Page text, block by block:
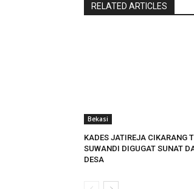
RELATED ARTICLES
Bekasi
KADES JATIREJA CIKARANG
SUWANDI DIGUGAT SUNAT
DESA